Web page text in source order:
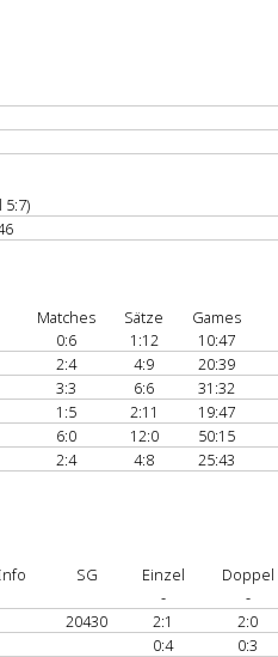
Matches Sätze Games
0:6 1:12 10:47
2:4 4:9 20:39
3:3 6:6 31:32
1:5 2:11 19:47
6:0 12:0 50:15
2:4 4:8 25:43
SG Einzel Doppel
- -
20430 2:1 2:0
0:4 0:3